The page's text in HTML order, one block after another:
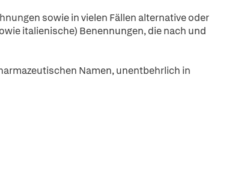
sowie in vielen Fällen alternative oder
italienische) Benennungen, die nach und
Namen, unentbehrlich in